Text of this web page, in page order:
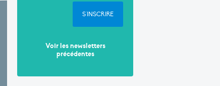
S'INSCRIRE
Voir les newsletters
précédentes